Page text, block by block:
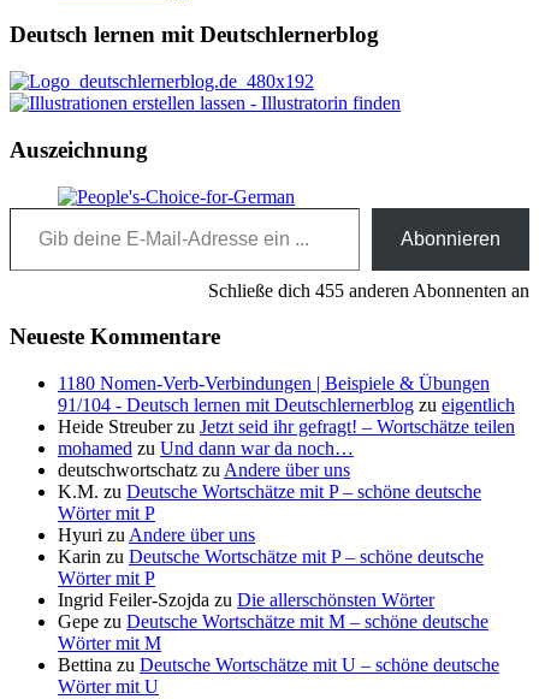
Deutsch lernen mit Deutschlernerblog
Auszeichnung
Gib deine E-Mail-Adresse ein ...
Abonnieren
Schließe dich 455 anderen Abonnenten an
Neueste Kommentare
1180 Nomen-Verb-Verbindungen | Beispiele & Übungen
91/104 - Deutsch lernen mit Deutschlernerblog zu eigentlich
Heide Streuberzu Jetzt seid ihr gefragt! – Wortschätze teilen
mohamed zu Und dann war da noch…
deutschwortschatz zu Andere über uns
K.M. zu Deutsche Wortschätze mit P – schöne deutsche
Wörter mit P
Hyuri zu Andere über uns
Karin zu Deutsche Wortschätze mit P – schöne deutsche
Wörter mit P
Ingrid Feiler-Szojda zu Die allerschönsten Wörter
Gepe zu Deutsche Wortschätze mit M – schöne deutsche
Wörter mit M
Bettina zu Deutsche Wortschätze mit U – schöne deutsche
Wörter mit U